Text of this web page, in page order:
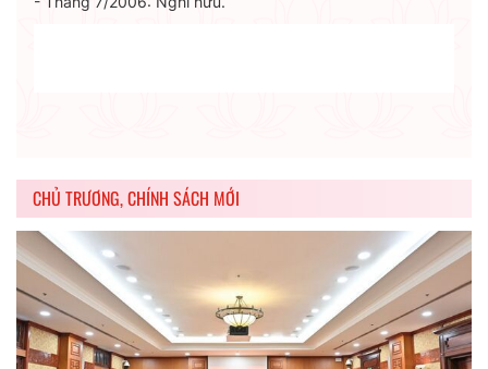
CHỦ TRƯƠNG, CHÍNH SÁCH MỚI